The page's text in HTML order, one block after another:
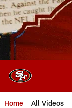
Skip
to
main
content
Home All Videos